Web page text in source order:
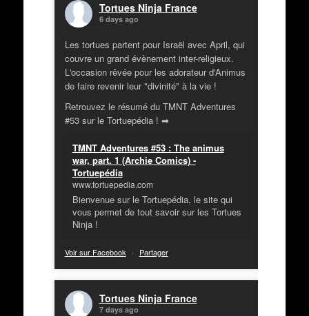
Tortues Ninja France
6 days ago
Les tortues partent pour Israël avec April, qui
couvre un grand évènement inter-religieux.
L'occasion rêvée pour les adorateur d'Animus
de faire revenir leur "divinité" à la vie !
Retrouvez le résumé du TMNT Adventures
#53 sur le Tortuepédia ! ➡
TMNT Adventures #53 : The animus
war, part. 1 (Archie Comics) -
Tortuepédia
www.tortuepedia.com
Bienvenue sur le Tortuepédia, le site qui
vous permet de tout savoir sur les Tortues
Ninja !
Voir sur Facebook · Partager
Tortues Ninja France
7 days ago